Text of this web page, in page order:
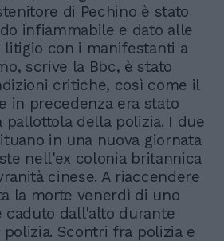
di Pechino è stato
infiammabile e dato alle
con i manifestanti a
scrive la Bbc, è stato
critiche, così come il
in precedenza era stato
pallottola della polizia. I due
in una nuova giornata
nell'ex colonia britannica
cinese. A riaccendere
la morte venerdì di uno
caduto dall'alto durante
Scontri fra polizia e